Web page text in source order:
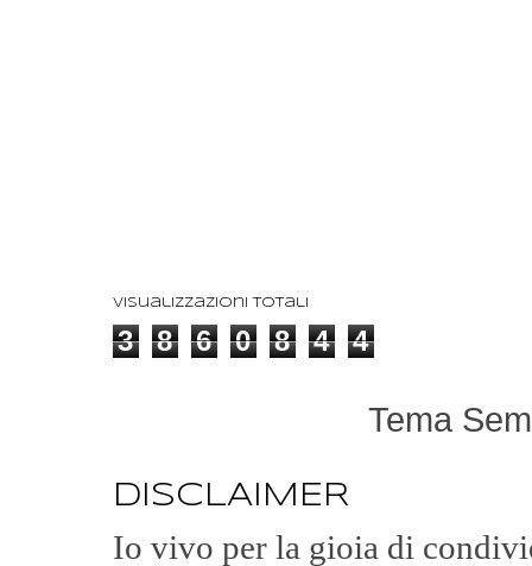
Visualizzazioni totali
3 8 6 0 8 4 4
Tema
DISCLAIMER
Io vivo per la gioia di